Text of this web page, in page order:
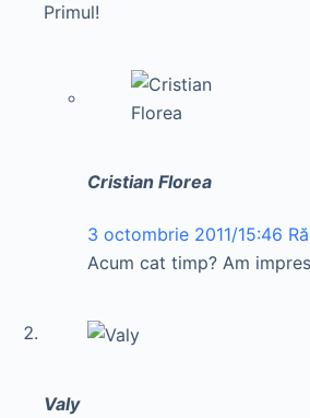
Primul!
Cristian Florea
3 octombrie 2011/15:46
Acum cat timp? Am
Valy